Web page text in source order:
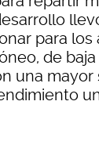
para
de
una mayor